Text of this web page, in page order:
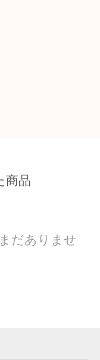
商品
だありませ